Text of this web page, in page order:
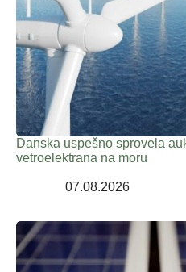
Danska uspešno sprovela
vetroelektrana na moru
07.08.2026